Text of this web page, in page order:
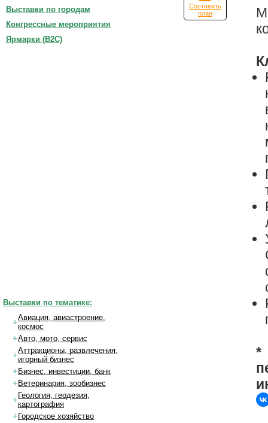
Составить
план
*
Выставки по городам
Конгрессные мероприятия
Ярмарки (B2C)
Выставки по тематике:
Авиация, авиастроение,
космос
Авто, мото, сервис
Аттракционы, развлечения,
игорный бизнес
Бизнес, инвестиции, банк
Ветеринария, зообизнес
Геология, геодезия,
картография
Городское хозяйство